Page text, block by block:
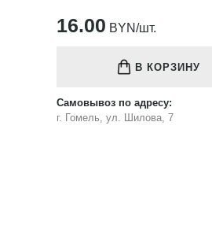
16.00 BYN/шт.
В КОРЗИНУ
Самовывоз по адресу:
г. Гомель, ул. Шилова, 7